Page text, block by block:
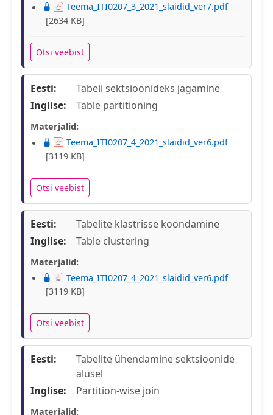
Teema_ITI0207_3_2021_slaidid_ver7.pdf
[2634 KB]
Otsi veebist
Eesti:
Tabeli sektsioonideks jagamine
Inglise:
Table partitioning
Materjalid:
Teema_ITI0207_4_2021_slaidid_ver6.pdf
[3119 KB]
Otsi veebist
Eesti:
Tabelite klastrisse koondamine
Inglise:
Table clustering
Materjalid:
Teema_ITI0207_4_2021_slaidid_ver6.pdf
[3119 KB]
Otsi veebist
Eesti:
Tabelite ühendamine sektsioonide
alusel
Inglise:
Partition-wise join
Materjalid: